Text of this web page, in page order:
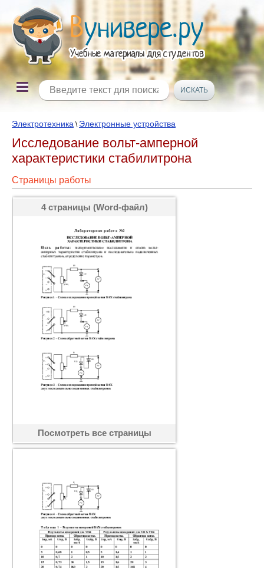
Электротехника \ Электронные устройства
Исследование вольт-амперной
характеристики стабилитрона
Страницы работы
4 страницы (Word-файл)
Посмотреть все страницы